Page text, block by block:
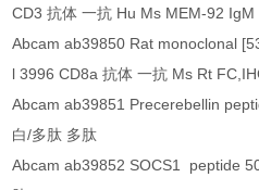
CD3 抗体 一抗 Hu Ms MEM-92 IgM
Abcam ab39850 Rat monoclonal
l 3996 CD8a 抗体 一抗 Ms Rt
Abcam ab39851 Precerebellin
白/多肽 多肽
Abcam ab39852 SOCS1 peptide